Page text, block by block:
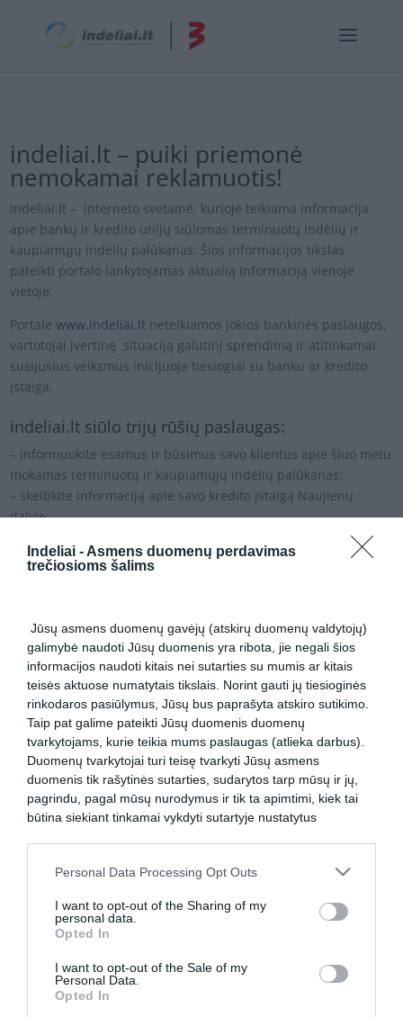
Indeliai -Asmens duomenų perdavimas
trečiosioms šalims
Jūsų asmens duomenų gavėjų (atskirų duomenų valdytojų)
galimybė naudoti Jūsų duomenis yra ribota, jie negali šios
informacijos naudoti kitais nei sutarties su mumis ar kitais
teisės aktuose numatytais tikslais. Norint gauti jų tiesioginės
rinkodaros pasiūlymus, Jūsų bus paprašyta atskiro sutikimo.
Taip pat galime pateikti Jūsų duomenis duomenų
tvarkytojams, kurie teikia mums paslaugas (atlieka darbus).
Duomenų tvarkytojai turi teisę tvarkyti Jūsų asmens
duomenis tik rašytinės sutarties, sudarytos tarp mūsų ir jų,
pagrindu, pagal mūsų nurodymus ir tik ta apimtimi, kiek tai
būtina siekiant tinkamai vykdyti sutartyje nustatytus
būtų įgyvendinę tinkamas organizacines ir technines
duomenų konfidencialumą.
Be išankstinio rašytinio Jūsų sutikimo, Jūsų asmens
atsakingai parinktiems mūsų verslo partneriams arba
įmonėms, kurios teikia paslaugas mūsų prašymu;
mūsų įmonių grupės įmonėms;
Personal Data Processing Opt Outs
I want to opt-out of the Sharing of my
personal data.
Opted In
I want to opt-out of the Sale of my
Personal Data.
Opted In
indeliai.lt – puiki priemonė
nemokamai reklamuotis!
Indeliai.lt – interneto svetainė, kurioje teikiama informacija
apie bankų ir kredito unijų siūlomas terminuotų indėlių ir
kaupiamųjų indėlių palūkanas. Šios informacijos tikslas
pateikti portalo lankytojamas aktualią informaciją vienoje
vietoje.
Portalewww.indeliai.lt neteikiamos jokios bankinės paslaugos,
vartotojai įvertinę situaciją galutinį sprendimą ir atitinkamai
susijusius veiksmus inicijuoja tiesiogiai su banku ar kredito
įstaiga.
indeliai.lt siūlo trijų rūšių paslaugas:
– informuokite esamus ir būsimus savo klientus apie šiuo metu
mokamas terminuotų ir kaupiamųjų indėlių palūkanas;
– skelbkite informaciją apie savo kredito įstaigą Naujienų
dalyje;
Keitėsi palūkanų normos?
palūkanas. Tačiau, jei norite, kad palūkanos būtų atnaujintos
anksčiau – atsiųskite mums laišką apie pasikeitusias palūkanas
ir palūkanos bus atnaujintos per 24 valandas.
Indėlių duomenų pakeitimas yra NEMOKAMAS! Naujausius
duomenis siųskite paštu:info@amdigital.lt
Platinate pranešimą spaudai?
Įtraukiteinfo@amdigital.ltį gavėjų sąrašą ir jūsų žinutė greitai
pasieks tikslinę auditoriją.
Ši paslauga – NEMOKAMA!
Turite gerą pasiūlymą ir norite jį pateikti tikslinei
auditorijai?
Užsisakykite reklaminius skydelius indeliai.lt svetainėje.
digital@tv3.lt
pasiūlymą.